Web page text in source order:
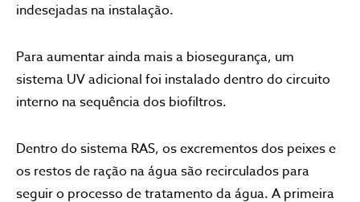
indesejadas na instalação.
Para aumentar ainda mais a biosegurança, um
sistema UV adicional foi instalado dentro do circuito
interno na sequência dos biofiltros.
Dentro do sistema RAS, os excrementos dos peixes e
os restos de ração na água são recirculados para
seguir o processo de tratamento da água. A primeira